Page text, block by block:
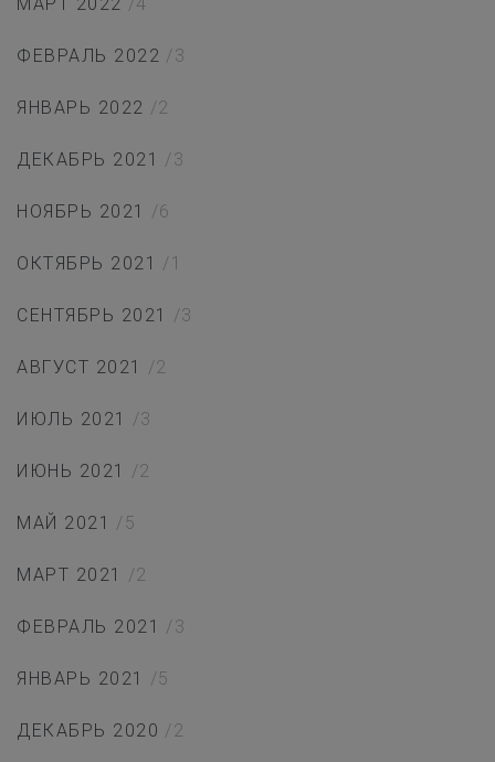
ФЕВРАЛЬ 2022 /3
ЯНВАРЬ 2022 /2
ДЕКАБРЬ 2021 /3
НОЯБРЬ 2021 /6
ОКТЯБРЬ 2021 /1
СЕНТЯБРЬ 2021 /3
АВГУСТ 2021 /2
ИЮЛЬ 2021 /3
ИЮНЬ 2021 /2
МАЙ 2021 /5
МАРТ 2021 /2
ФЕВРАЛЬ 2021 /3
ЯНВАРЬ 2021 /5
ДЕКАБРЬ 2020 /2